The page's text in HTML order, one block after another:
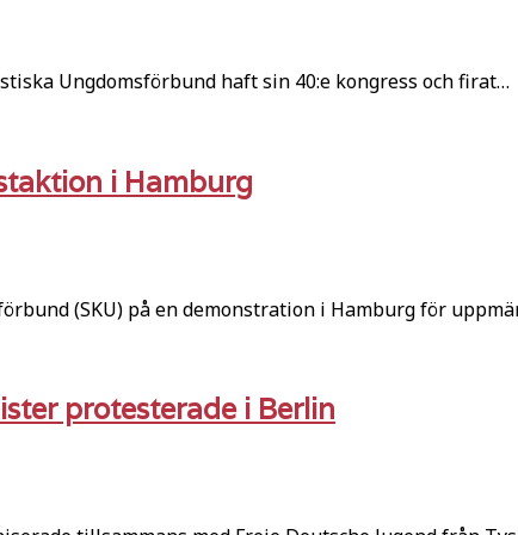
Ungdomsförbund haft sin 40:e kongress och firat…
i Hamburg
(SKU) på en demonstration i Hamburg för
protesterade i Berlin